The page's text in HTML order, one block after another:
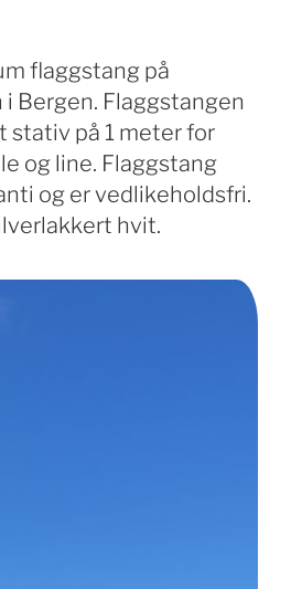
flaggstang på
Bergen. Flaggstangen
stativ på 1 meter for
og line. Flaggstang
og er vedlikeholdsfri.
hvit.